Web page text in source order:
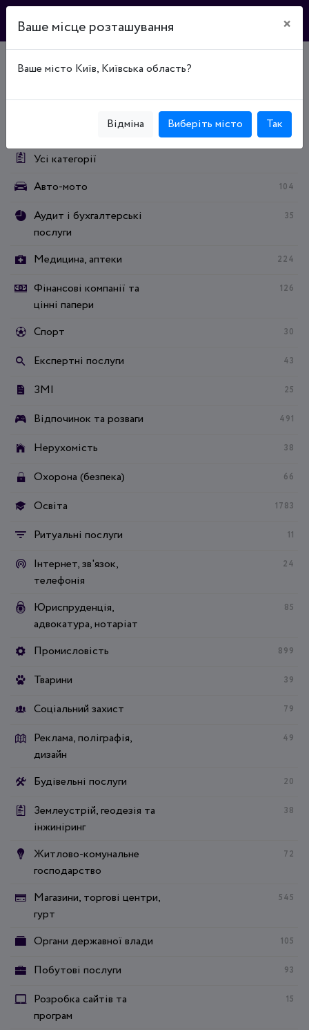
Каталог підприємств
Усі категорії
Авто-мото
104
Аудит і бухгалтерські
послуги
35
Медицина, аптеки 224
Фінансові компанії та
цінні папери
126
Спорт 30
Експертні послуги 43
ЗМІ 25
Відпочинок та розваги 491
Нерухомість 38
Охорона (безпека) 66
Освіта 1783
Ритуальні послуги 11
Інтернет, зв'язок,
телефонія
24
Юриспруденція,
адвокатура, нотаріат
85
Промисловість 899
Тварини 39
Соціальний захист 79
Реклама, поліграфія,
дизайн
49
Будівельні послуги 20
Землеустрій, геодезія та
інжиніринг
38
Житлово-комунальне
господарство
72
Магазини, торгові центри,
гурт
545
Органи державної влади 105
Побутові послуги 93
Розробка сайтів та
програм
15
Ваше місце розташування ×
Ваше місто Київ, Київська область?
Відміна Виберіть місто Так